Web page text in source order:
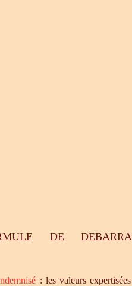
DE
: les valeurs